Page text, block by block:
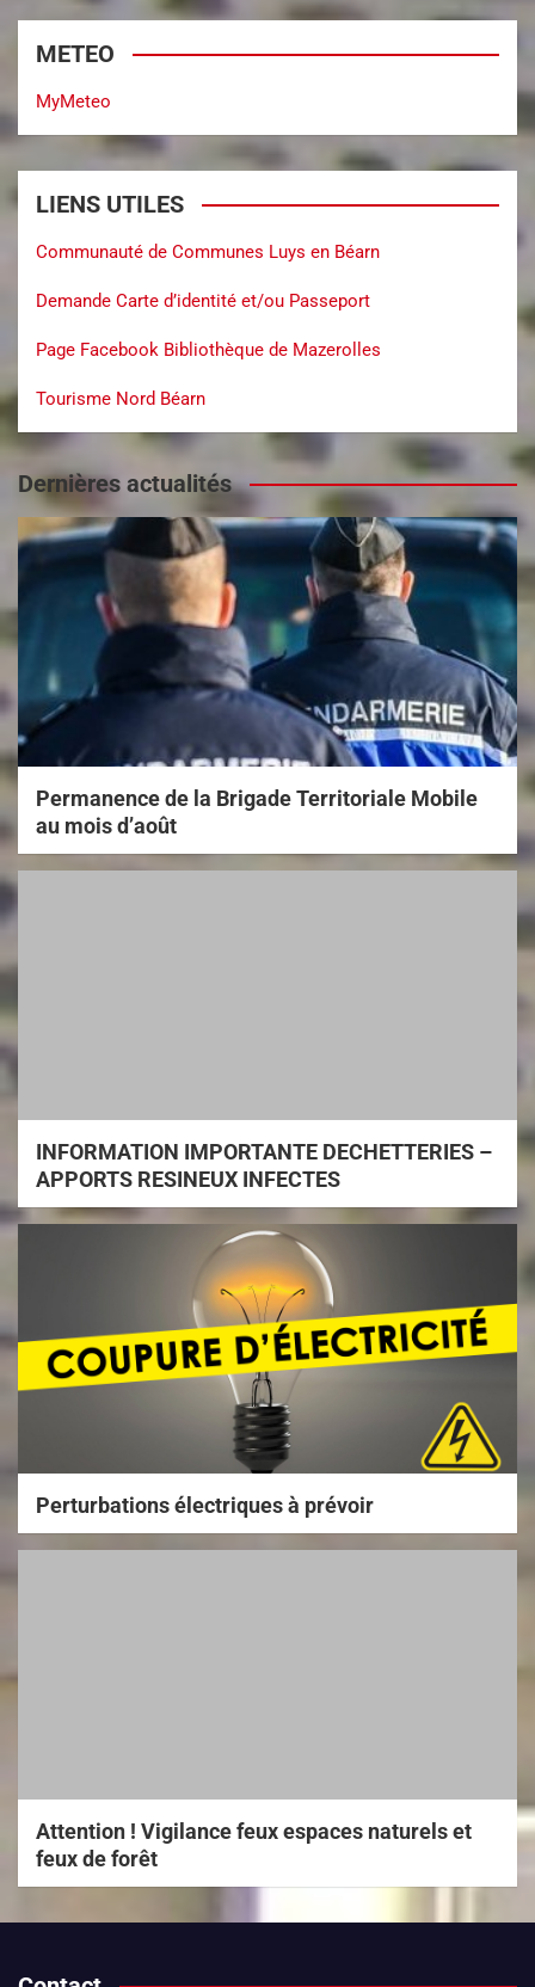
METEO
MyMeteo
LIENS UTILES
Communauté de Communes Luys en Béarn
Demande Carte d’identité et/ou Passeport
Page Facebook Bibliothèque de Mazerolles
Tourisme Nord Béarn
Dernières actualités
Permanence de la Brigade Territoriale Mobile
au mois d’août
INFORMATION IMPORTANTE DECHETTERIES –
APPORTS RESINEUX INFECTES
Perturbations électriques à prévoir
Attention ! Vigilance feux espaces naturels et
feux de forêt